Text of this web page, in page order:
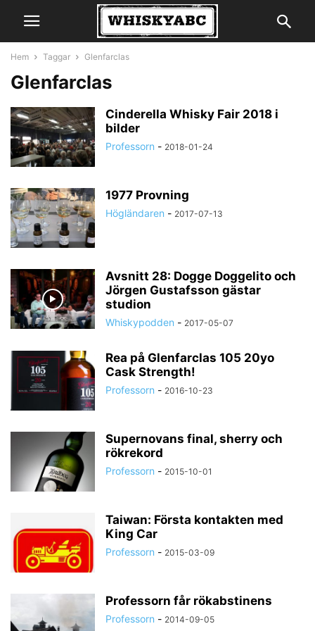
Hem Taggar Glenfarclas
Glenfarclas
Cinderella Whisky Fair 2018 i
bilder
Professorn - 2018-01-24
1977 Provning
Högländaren - 2017-07-13
Avsnitt 28: Dogge Doggelito och
Jörgen Gustafsson gästar
studion
Whiskypodden - 2017-05-07
Rea på Glenfarclas 105 20yo
Cask Strength!
Professorn - 2016-10-23
Supernovans final, sherry och
rökrekord
Professorn - 2015-10-01
Taiwan: Första kontakten med
King Car
Professorn - 2015-03-09
Professorn får rökabstinens
Professorn - 2014-09-05